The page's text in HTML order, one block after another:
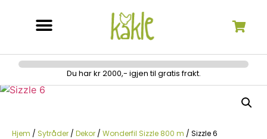
Du har kr 2000,- igjen til gratis frakt.
Hjem / Sytråder / Dekor / Wonderfil Sizzle 800 m / Sizzle 6